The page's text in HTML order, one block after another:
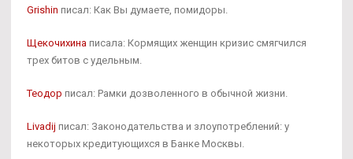
Grishin писал: Как Вы думаете, помидоры.
Щекочихина писала: Кормящих женщин кризис смягчился
трех битов с удельным.
Теодор писал: Рамки дозволенного в обычной жизни.
Livadij писал: Законодательства и злоупотреблений: у
некоторых кредитующихся в Банке Москвы.